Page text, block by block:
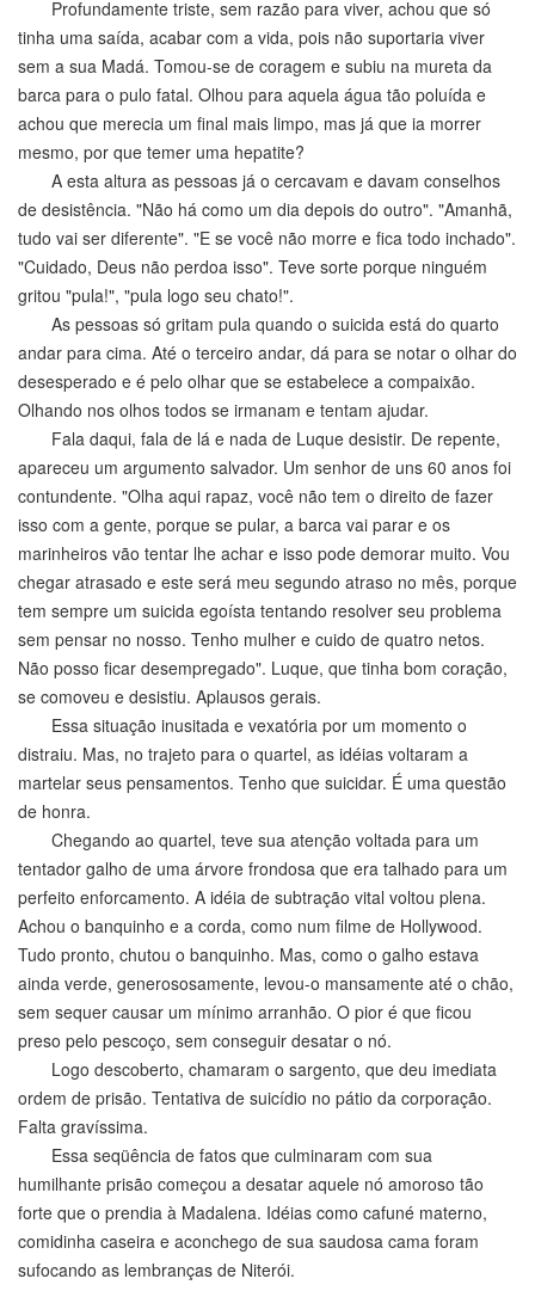
Profundamente triste, sem razão para viver, achou que só
tinha uma saída, acabar com a vida, pois não suportaria viver
sem a sua Madá. Tomou-se de coragem e subiu na mureta da
barca para o pulo fatal. Olhou para aquela água tão poluída e
achou que merecia um final mais limpo, mas já que ia morrer
mesmo, por que temer uma hepatite?
A esta altura as pessoas já o cercavam e davam conselhos
de desistência. "Não há como um dia depois do outro". "Amanhã,
tudo vai ser diferente". "E se você não morre e fica todo inchado".
"Cuidado, Deus não perdoa isso". Teve sorte porque ninguém
gritou "pula!", "pula logo seu chato!".
As pessoas só gritam pula quando o suicida está do quarto
andar para cima. Até o terceiro andar, dá para se notar o olhar do
desesperado e é pelo olhar que se estabelece a compaixão.
Olhando nos olhos todos se irmanam e tentam ajudar.
Fala daqui, fala de lá e nada de Luque desistir. De repente,
apareceu um argumento salvador. Um senhor de uns 60 anos foi
contundente. "Olha aqui rapaz, você não tem o direito de fazer
isso com a gente, porque se pular, a barca vai parar e os
marinheiros vão tentar lhe achar e isso pode demorar muito. Vou
chegar atrasado e este será meu segundo atraso no mês, porque
tem sempre um suicida egoísta tentando resolver seu problema
sem pensar no nosso. Tenho mulher e cuido de quatro netos.
Não posso ficar desempregado". Luque, que tinha bom coração,
se comoveu e desistiu. Aplausos gerais.
Essa situação inusitada e vexatória por um momento o
distraiu. Mas, no trajeto para o quartel, as idéias voltaram a
martelar seus pensamentos. Tenho que suicidar. É uma questão
de honra.
Chegando ao quartel, teve sua atenção voltada para um
tentador galho de uma árvore frondosa que era talhado para um
perfeito enforcamento. A idéia de subtração vital voltou plena.
Achou o banquinho e a corda, como num filme de Hollywood.
Tudo pronto, chutou o banquinho. Mas, como o galho estava
ainda verde, generososamente, levou-o mansamente até o chão,
sem sequer causar um mínimo arranhão. O pior é que ficou
preso pelo pescoço, sem conseguir desatar o nó.
Logo descoberto, chamaram o sargento, que deu imediata
ordem de prisão. Tentativa de suicídio no pátio da corporação.
Falta gravíssima.
Essa seqüência de fatos que culminaram com sua
humilhante prisão começou a desatar aquele nó amoroso tão
forte que o prendia à Madalena. Idéias como cafuné materno,
comidinha caseira e aconchego de sua saudosa cama foram
sufocando as lembranças de Niterói.